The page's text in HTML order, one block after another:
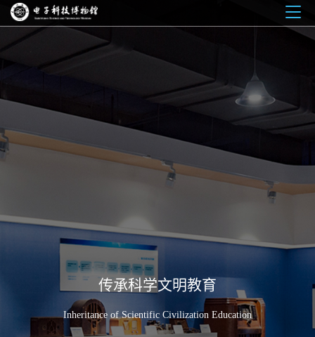
传承科学文明教育
Inheritance of Scientific Civilization Education